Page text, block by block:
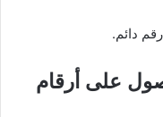
دائم.
على أرقام